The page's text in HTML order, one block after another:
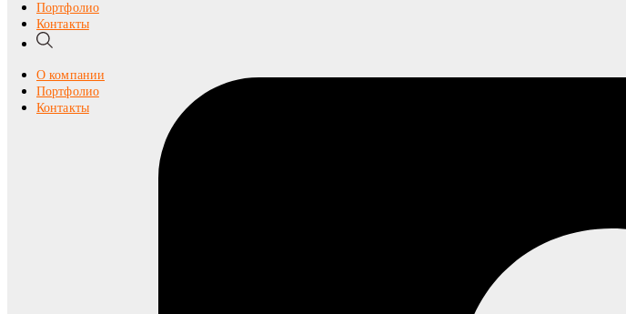
Портфолио
Контакты
О компании
Портфолио
Контакты